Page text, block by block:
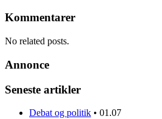
Kommentarer
No related posts.
Annonce
Seneste artikler
Debat og politik • 01.07